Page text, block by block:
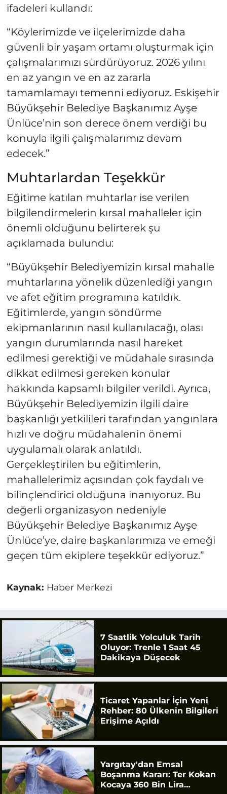
ifadeleri kullandı:
“Köylerimizde ve ilçelerimizde daha
güvenli bir yaşam ortamı oluşturmak için
çalışmalarımızı sürdürüyoruz. 2026 yılını
en az yangın ve en az zararla
tamamlamayı temenni ediyoruz. Eskişehir
Büyükşehir Belediye Başkanımız Ayşe
Ünlüce’nin son derece önem verdiği bu
konuyla ilgili çalışmalarımız devam
edecek.”
Muhtarlardan Teşekkür
Eğitime katılan muhtarlar ise verilen
bilgilendirmelerin kırsal mahalleler için
önemli olduğunu belirterek şu
açıklamada bulundu:
“Büyükşehir Belediyemizin kırsal mahalle
muhtarlarına yönelik düzenlediği yangın
ve afet eğitim programına katıldık.
Eğitimlerde, yangın söndürme
ekipmanlarının nasıl kullanılacağı, olası
yangın durumlarında nasıl hareket
edilmesi gerektiği ve müdahale sırasında
dikkat edilmesi gereken konular
hakkında kapsamlı bilgiler verildi. Ayrıca,
Büyükşehir Belediyemizin ilgili daire
başkanlığı yetkilileri tarafından yangınlara
hızlı ve doğru müdahalenin önemi
uygulamalı olarak anlatıldı.
Gerçekleştirilen bu eğitimlerin,
mahallelerimiz açısından çok faydalı ve
bilinçlendirici olduğuna inanıyoruz. Bu
değerli organizasyon nedeniyle
Büyükşehir Belediye Başkanımız Ayşe
Ünlüce’ye, daire başkanlarımıza ve emeği
geçen tüm ekiplere teşekkür ediyoruz.”
Kaynak: Haber Merkezi
7 Saatlik Yolculuk Tarih
Oluyor: Trenle 1 Saat 45
Dakikaya Düşecek
Ticaret Yapanlar İçin Yeni
Rehber: 80 Ülkenin Bilgileri
Erişime Açıldı
Yargıtay'dan Emsal
Boşanma Kararı: Ter Kokan
Kocaya 360 Bin Lira